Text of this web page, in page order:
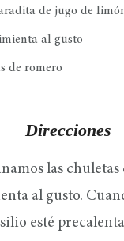
de jugo de
al gusto
de romero
Direcciones
las chuletas
al gusto.
esté